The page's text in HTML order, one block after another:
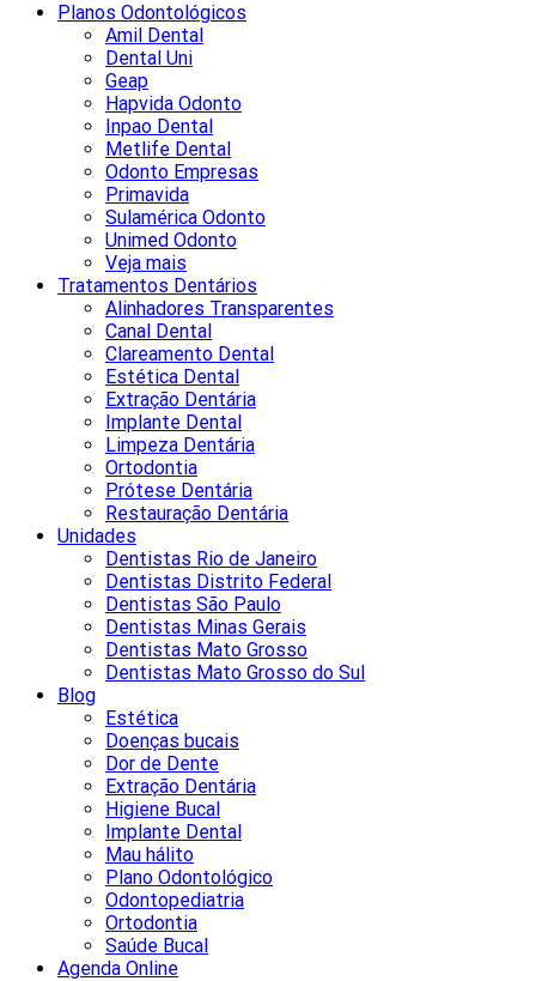
Planos Odontológicos
Amil Dental
Dental Uni
Geap
Hapvida Odonto
Inpao Dental
Metlife Dental
Odonto Empresas
Primavida
Sulamérica Odonto
Unimed Odonto
Veja mais
Tratamentos Dentários
Alinhadores Transparentes
Canal Dental
Clareamento Dental
Estética Dental
Extração Dentária
Implante Dental
Limpeza Dentária
Ortodontia
Prótese Dentária
Restauração Dentária
Unidades
Dentistas Rio de Janeiro
Dentistas Distrito Federal
Dentistas São Paulo
Dentistas Minas Gerais
Dentistas Mato Grosso
Dentistas Mato Grosso do Sul
Blog
Estética
Doenças bucais
Dor de Dente
Extração Dentária
Higiene Bucal
Implante Dental
Mau hálito
Plano Odontológico
Odontopediatria
Ortodontia
Saúde Bucal
Agenda Online